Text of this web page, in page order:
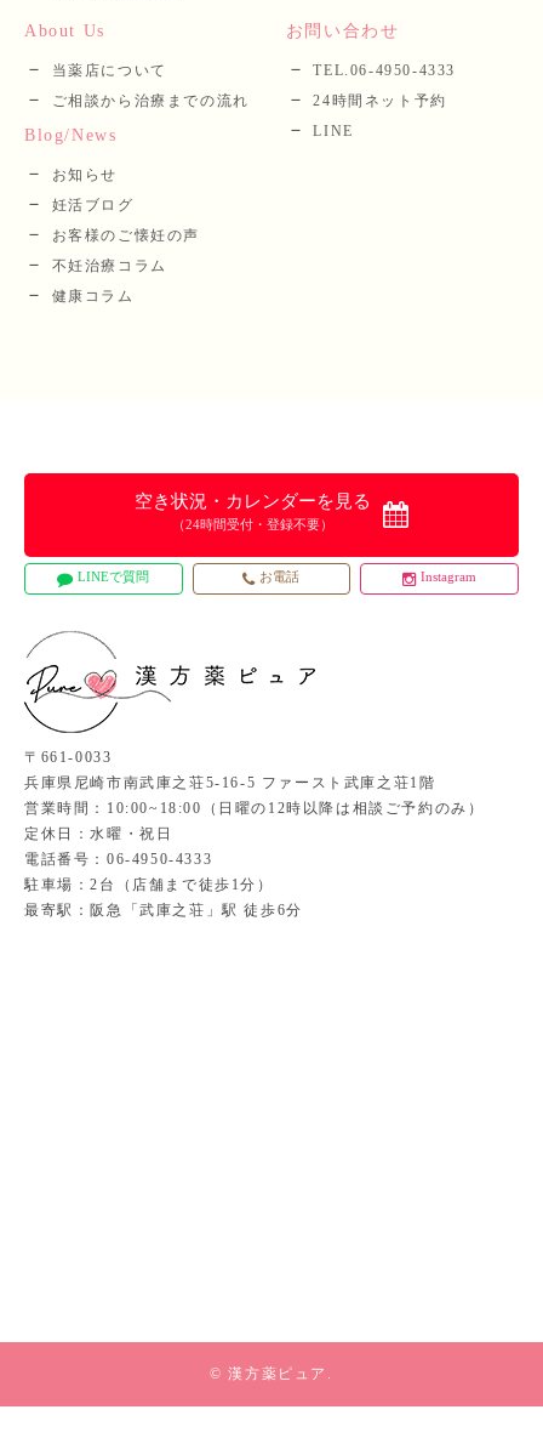
About Us
当薬店について
ご相談から治療までの流れ
Blog/News
お知らせ
妊活ブログ
お客様のご懐妊の声
不妊治療コラム
健康コラム
お問い合わせ
TEL.06-4950-4333
24時間ネット予約
LINE
〒661-0033
兵庫県尼崎市南武庫之荘5-16-5 ファースト武庫之荘1階
営業時間：10:00~18:00（日曜の12時以降は相談ご予約のみ）
定休日：水曜・祝日
電話番号：06-4950-4333
駐車場：2台（店舗まで徒歩1分）
最寄駅：阪急「武庫之荘」駅 徒歩6分
空き状況・カレンダーを見る
（24時間受付・登録不要）
LINEで質問 お電話 Instagram
© 漢方薬ピュア.